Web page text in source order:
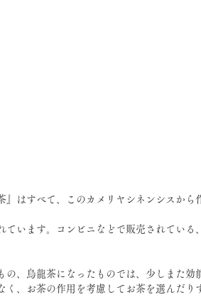
はすべて、このカメリヤシネンシスから
います。コンビニなどで販売されている
、烏龍茶になったものでは、少しまた効
、お茶の作用を考慮してお茶を選んだり